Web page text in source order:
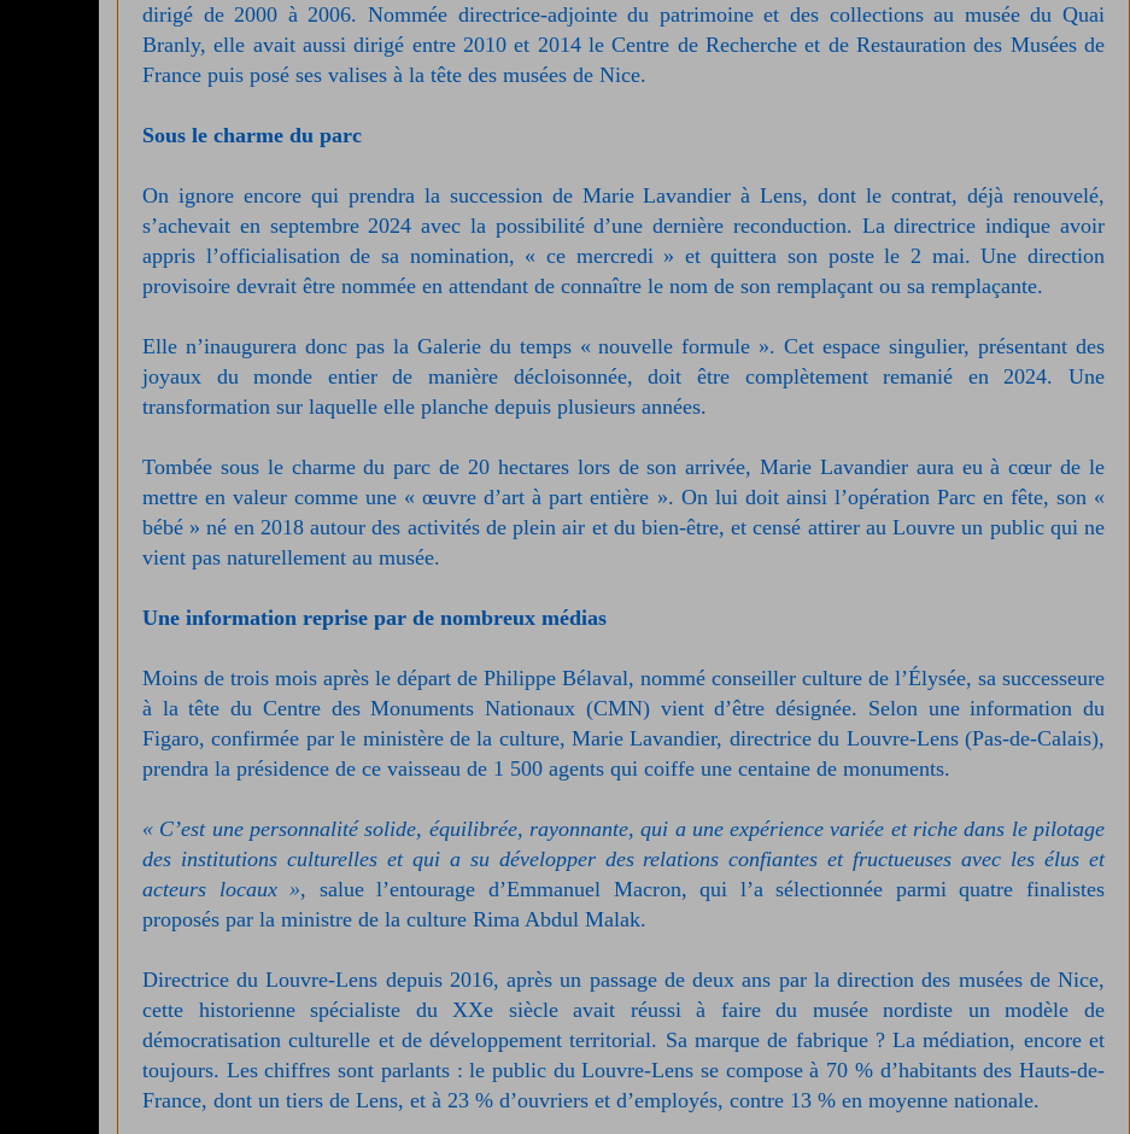
dirigé de 2000 à 2006. Nommée directrice-adjointe du patrimoine et des collections au musée du Quai
Branly, elle avait aussi dirigé entre 2010 et 2014 le Centre de Recherche et de Restauration des Musées de
France puis posé ses valises à la tête des musées de Nice.
Sous le charme du parc
On ignore encore qui prendra la succession de Marie Lavandier à Lens, dont le contrat, déjà renouvelé,
s’achevait en septembre 2024 avec la possibilité d’une dernière reconduction. La directrice indique avoir
appris l’officialisation de sa nomination, « ce mercredi » et quittera son poste le 2 mai. Une direction
provisoire devrait être nommée en attendant de connaître le nom de son remplaçant ou sa remplaçante.
Elle n’inaugurera donc pas la Galerie du temps « nouvelle formule ». Cet espace singulier, présentant des
joyaux du monde entier de manière décloisonnée, doit être complètement remanié en 2024. Une
transformation sur laquelle elle planche depuis plusieurs années.
Tombée sous le charme du parc de 20 hectares lors de son arrivée, Marie Lavandier aura eu à cœur de le
mettre en valeur comme une « œuvre d’art à part entière ». On lui doit ainsi l’opération Parc en fête, son «
bébé » né en 2018 autour des activités de plein air et du bien-être, et censé attirer au Louvre un public qui ne
vient pas naturellement au musée.
Une information reprise par de nombreux médias
Moins de trois mois après le départ de Philippe Bélaval, nommé conseiller culture de l’Élysée, sa successeure
à la tête du Centre des Monuments Nationaux (CMN) vient d’être désignée. Selon une information du
Figaro, confirmée par le ministère de la culture, Marie Lavandier, directrice du Louvre-Lens (Pas-de-Calais),
prendra la présidence de ce vaisseau de 1 500 agents qui coiffe une centaine de monuments.
« C’est une personnalité solide, équilibrée, rayonnante, qui a une expérience variée et riche dans le pilotage
des institutions culturelles et qui a su développer des relations confiantes et fructueuses avec les élus et
acteurs locaux », salue l’entourage d’Emmanuel Macron, qui l’a sélectionnée parmi quatre finalistes
proposés par la ministre de la culture Rima Abdul Malak.
Directrice du Louvre-Lens depuis 2016, après un passage de deux ans par la direction des musées de Nice,
cette historienne spécialiste du XXe siècle avait réussi à faire du musée nordiste un modèle de
démocratisation culturelle et de développement territorial. Sa marque de fabrique ? La médiation, encore et
toujours. Les chiffres sont parlants : le public du Louvre-Lens se compose à 70 % d’habitants des Hauts-de-
France, dont un tiers de Lens, et à 23 % d’ouvriers et d’employés, contre 13 % en moyenne nationale.